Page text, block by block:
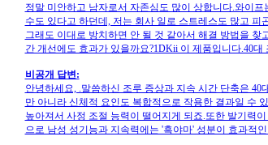
정말 미안하고 남자로서 자존심도 많이 상합니다.와이
수도 있다고 하던데, 저는 회사 일로 스트레스도 많고 피
그래도 이대로 방치하면 안 될 것 같아서 해결 방법을
간 개선에도 효과가 있을까요?1DKii 이 제품입니다.40
비공개 답변:
안녕하세요, .말씀하신 조루 증상과 지속 시간 단축은
만 아니라 신체적 요인도 복합적으로 작용한 결과일 수
높아져서 사정 조절 능력이 떨어지게 되죠.또한 발기력
으로 남성 성기능과 지속력에는 '흑야마' 성분이 효과적